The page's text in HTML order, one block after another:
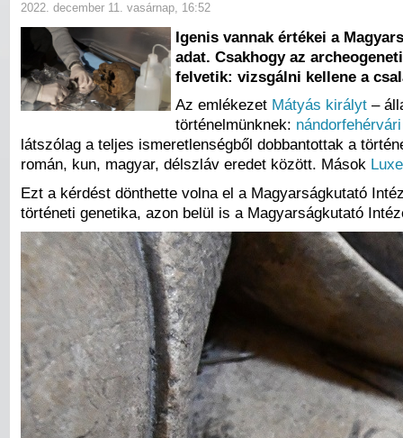
2022. december 11. vasárnap, 16:52
Igenis vannak értékei a
adat. Csakhogy az
felvetik: vizsgálni kellene a
Az emlékezet Mátyás királyt –
történelmünknek:
látszólag a teljes ismeretlenségből dobbantottak a
román, kun, magyar, délszláv eredet között. Mások
Ezt a kérdést dönthette volna el a Magyarságkutató
történeti genetika, azon belül is a Magyarságkutató